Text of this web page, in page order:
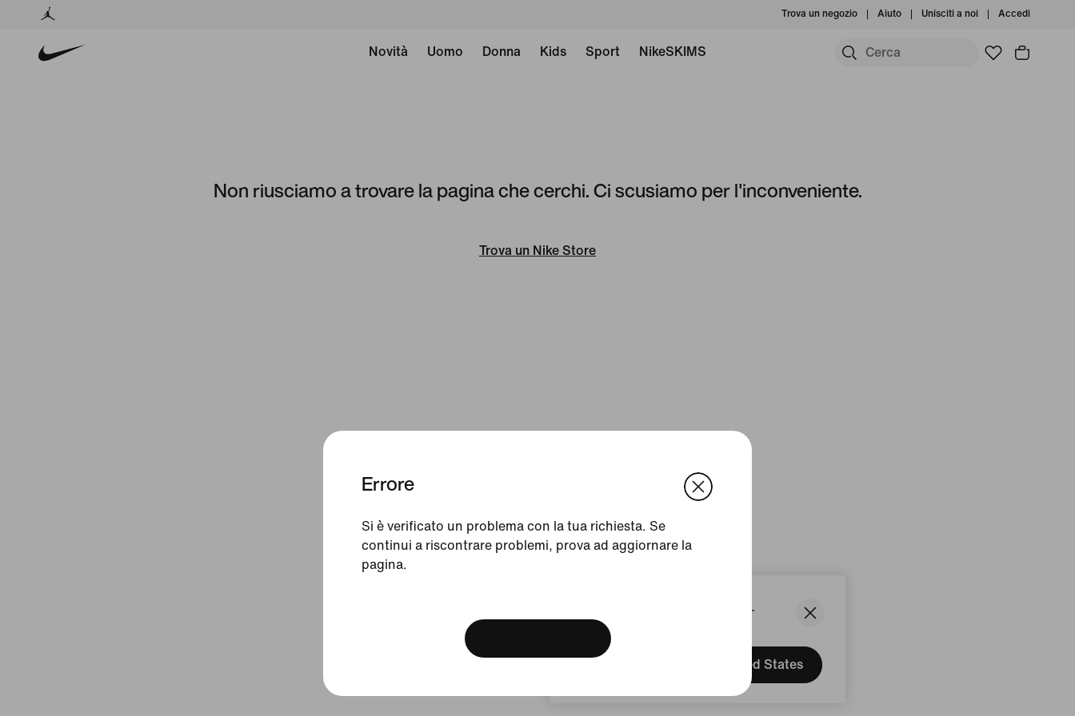
We think you are in United States.
Update your location?
United States
Errore
Si è verificato un problema con la tua richiesta. Se
continui a riscontrare problemi, prova ad aggiornare la
pagina.
Trova un negozio Aiuto Unisciti a noi Accedi
Novità Uomo Donna Kids Sport NikeSKIMS
Non riusciamo a trovare la pagina che cerchi. Ci scusiamo per l'inconveniente.
Trova un Nike Store